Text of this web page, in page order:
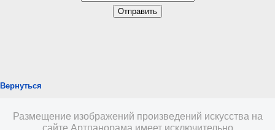
Вернуться
Размещение изображений произведений искусства на
сайте Артпанорама имеет исключительно